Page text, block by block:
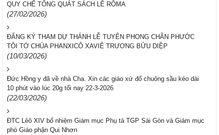
QUY CHẾ TỔNG QUÁT SÁCH LỄ RÔMA
(27/02/2026)
ĐĂNG KÝ THAM DỰ THÁNH LỄ TUYÊN PHONG CHÂN PHƯỚC
TÔI TỚ CHÚA PHANXICÔ XAVIÊ TRƯƠNG BỬU DIỆP
(10/03/2026)
Đức Hồng y đã về nhà Cha. Xin các giáo xứ đổ chuông sầu kéo dài
10 phút vào lúc 20g tối nay 22-3-2026
(22/03/2026)
ĐTC Lêô XIV bổ nhiệm Giám mục Phụ tá TGP Sài Gòn và Giám mục
phó Giáo phận Qui Nhơn